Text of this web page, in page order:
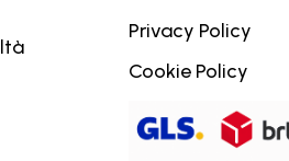
Privacy Policy
Cookie Policy